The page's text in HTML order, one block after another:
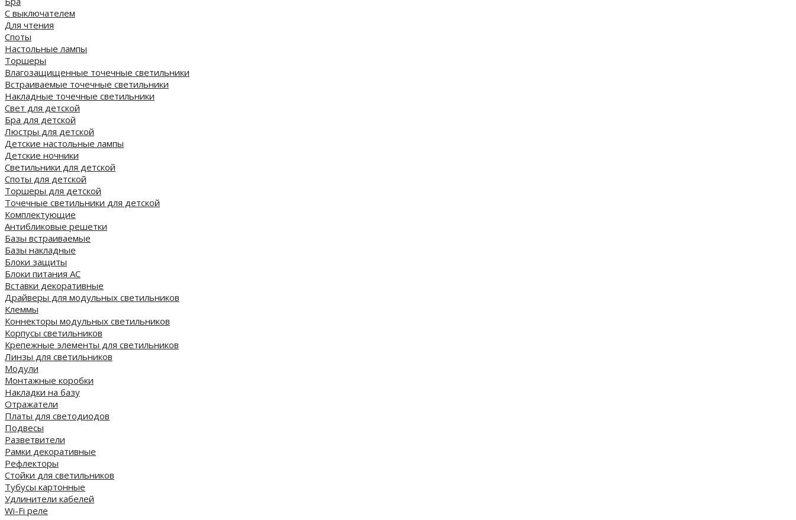
С выключателем
Для чтения
Споты
Настольные лампы
Торшеры
Влагозащищенные точечные светильники
Встраиваемые точечные светильники
Накладные точечные светильники
Свет для детской
Бра для детской
Люстры для детской
Детские настольные лампы
Детские ночники
Светильники для детской
Споты для детской
Торшеры для детской
Точечные светильники для детской
Комплектующие
Антибликовые решетки
Базы встраиваемые
Базы накладные
Блоки защиты
Блоки питания AC
Вставки декоративные
Драйверы для модульных светильников
Клеммы
Коннекторы модульных светильников
Корпусы светильников
Крепежные элементы для светильников
Линзы для светильников
Модули
Монтажные коробки
Накладки на базу
Отражатели
Платы для светодиодов
Подвесы
Разветвители
Рамки декоративные
Рефлекторы
Стойки для светильников
Тубусы картонные
Удлинители кабелей
Wi-Fi реле